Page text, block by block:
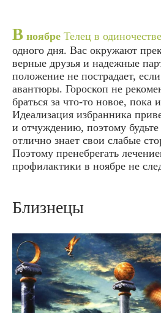
В ноябре Телец в
одного дня. Вас окружают
верные друзья и надежные
положение не пострадает,
авантюры. Гороскоп не
браться за что-то новое, пока
Идеализация избранника
и отчуждению, поэтому
отлично знает свои слабые
Поэтому пренебрегать
профилактики в ноябре не
Близнецы